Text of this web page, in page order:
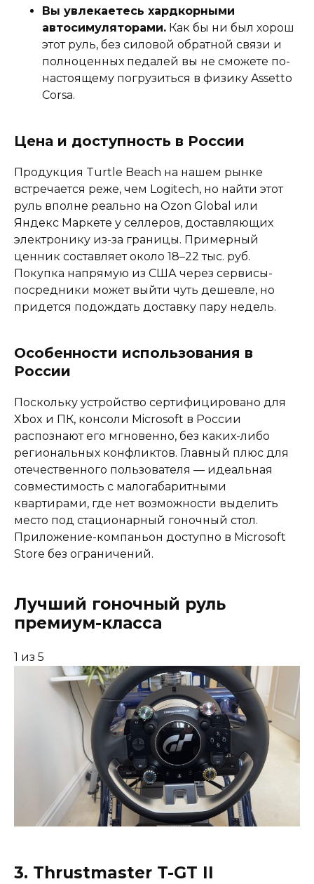
Вы увлекаетесь хардкорными
автосимуляторами. Как бы ни был хорош
этот руль, без силовой обратной связи и
полноценных педалей вы не сможете по-
настоящему погрузиться в физику Assetto
Corsa.
Цена и доступность в России
Продукция Turtle Beach на нашем рынке
встречается реже, чем Logitech, но найти этот
руль вполне реально на Ozon Global или
Яндекс Маркете у селлеров, доставляющих
электронику из-за границы. Примерный
ценник составляет около 18–22 тыс. руб.
Покупка напрямую из США через сервисы-
посредники может выйти чуть дешевле, но
придется подождать доставку пару недель.
Особенности использования в
России
Поскольку устройство сертифицировано для
Xbox и ПК, консоли Microsoft в России
распознают его мгновенно, без каких-либо
региональных конфликтов. Главный плюс для
отечественного пользователя — идеальная
совместимость с малогабаритными
квартирами, где нет возможности выделить
место под стационарный гоночный стол.
Приложение-компаньон доступно в Microsoft
Store без ограничений.
Лучший гоночный руль
премиум-класса
1 из 5
3. Thrustmaster T-GT II